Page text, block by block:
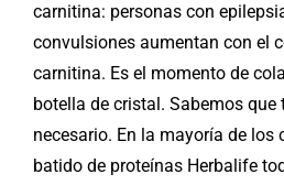
carnitina: personas con
convulsiones aumentan con el
carnitina. Es el momento de
botella de cristal. Sabemos que
necesario. En la mayoría de los
batido de proteínas Herbalife